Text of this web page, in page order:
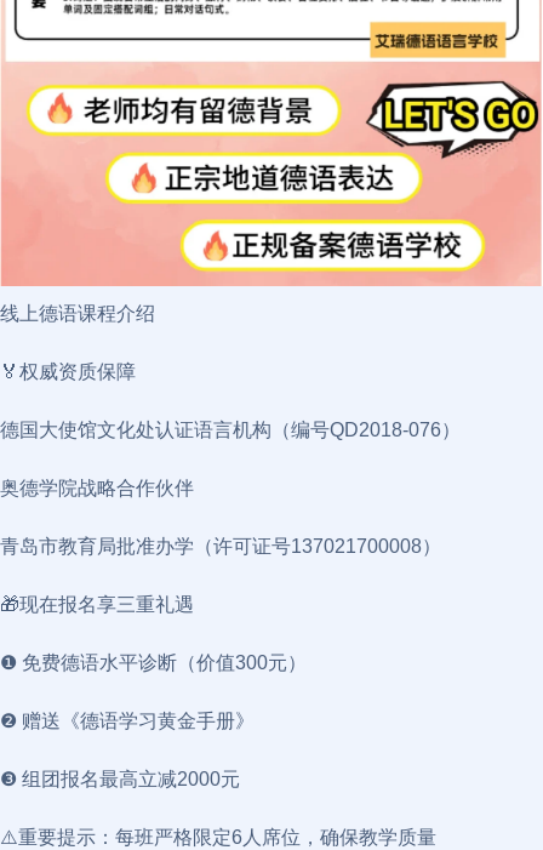
线上德语课程介绍
🏅权威资质保障
德国大使馆文化处认证语言机构（编号QD2018-076）
奥德学院战略合作伙伴
青岛市教育局批准办学（许可证号137021700008）
🎁现在报名享三重礼遇
❶ 免费德语水平诊断（价值300元）
❷ 赠送《德语学习黄金手册》
❸ 组团报名最高立减2000元
⚠️重要提示：每班严格限定6人席位，确保教学质量